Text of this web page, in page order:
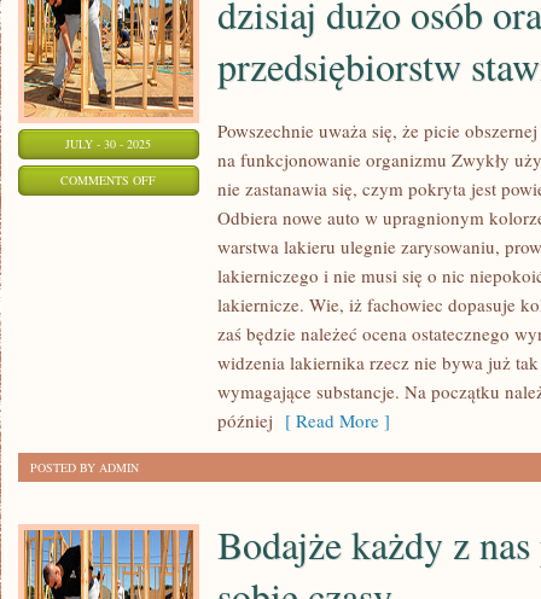
JULY - 30 - 2025
COMMENTS OFFON
OSÓB
ORAZ
STAWIA
NA
dzisiaj dużo osób
przedsiębiorstw
Powszechnie uważa się, że picie
na funkcjonowanie organizmu Zwykły
nie zastanawia się, czym pokryta jest
Odbiera nowe auto w upragnionym
warstwa lakieru ulegnie zarysowaniu,
lakierniczego i nie musi się o nic
lakiernicze. Wie, iż fachowiec dopasuje
zaś będzie należeć ocena ostatecznego
widzenia lakiernika rzecz nie bywa już
wymagające substancje. Na początku
później [ Read More ]
POSTED BY ADMIN
Bodajże każdy z